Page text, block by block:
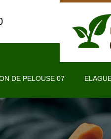
DE PELOUSE 07